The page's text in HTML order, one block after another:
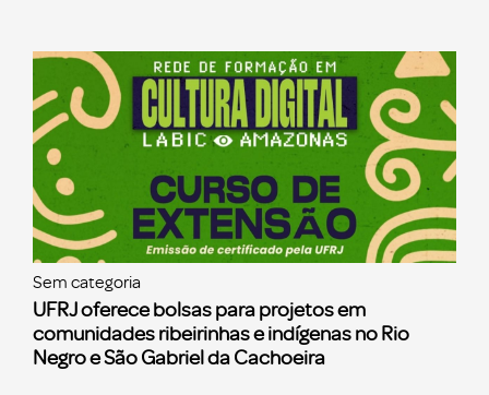
Sem categoria
UFRJ oferece bolsas para projetos em
comunidades ribeirinhas e indígenas no Rio
Negro e São Gabriel da Cachoeira